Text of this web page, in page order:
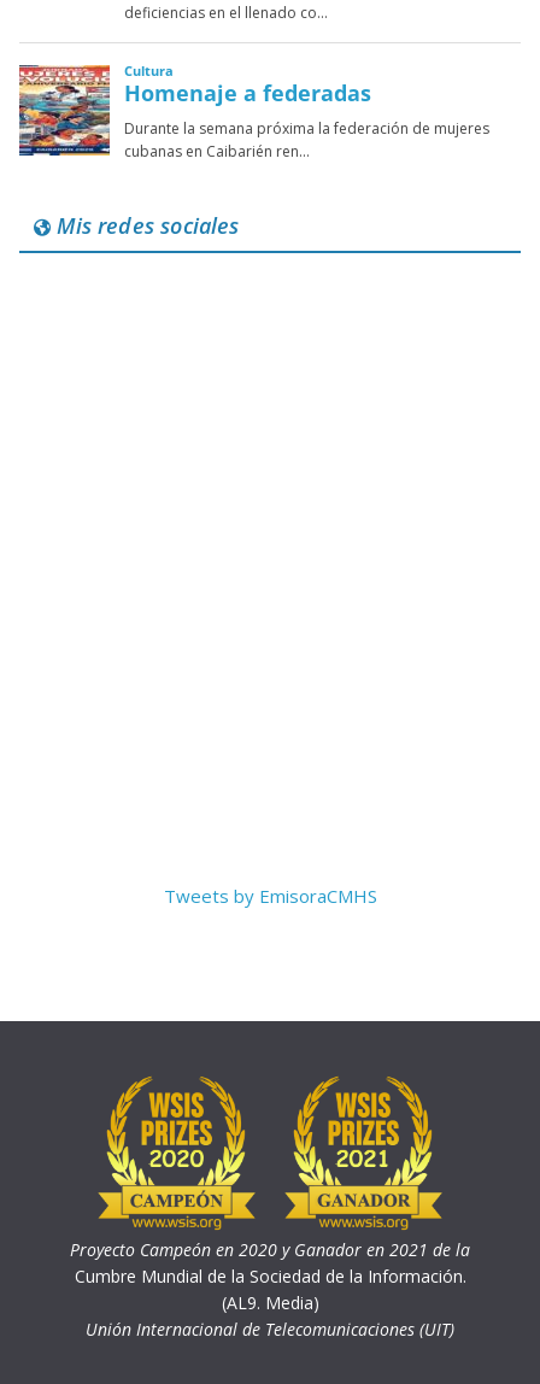
Mis redes sociales
Tweets by EmisoraCMHS
Proyecto Campeón en 2020 y Ganador en 2021 de la
Cumbre Mundial de la Sociedad de la Información.
(AL9. Media)
Unión Internacional de Telecomunicaciones (UIT)